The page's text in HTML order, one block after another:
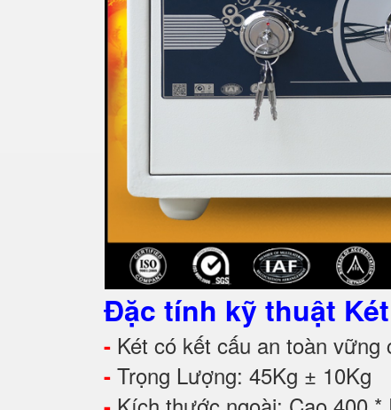
Đặc tính kỹ thuật
- Két có kết cấu an toàn
- Trọng Lượng: 45Kg ± 10Kg